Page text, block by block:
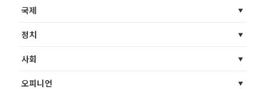
국제
정치
사회
오피니언